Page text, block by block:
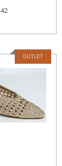
42
OUTLET